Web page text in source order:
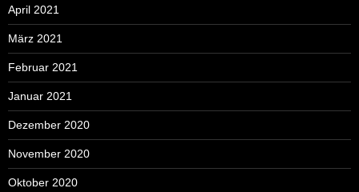
April 2021
März 2021
Februar 2021
Januar 2021
Dezember 2020
November 2020
Oktober 2020